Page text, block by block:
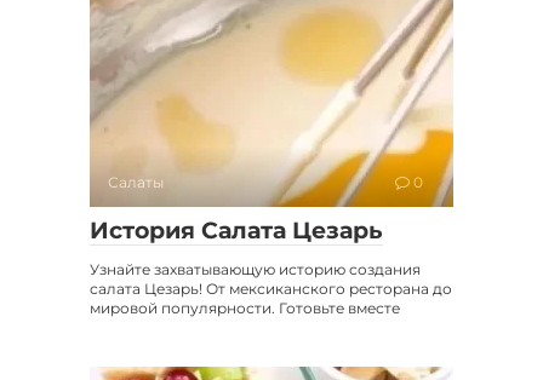
Салаты 0
История Салата Цезарь
Узнайте захватывающую историю создания
салата Цезарь! От мексиканского ресторана до
мировой популярности. Готовьте вместе